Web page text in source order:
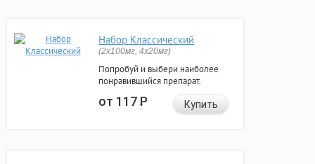
Набор Классический
(2x100мг, 4x20мг)
Попробуй и выбери наиболее
понравившийся препарат.
от 117Р Купить